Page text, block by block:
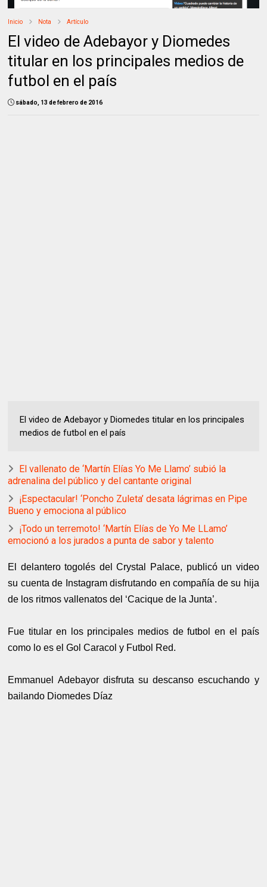
Inicio Nota Artículo
El video de Adebayor y Diomedes
titular en los principales medios de
futbol en el país
sábado, 13 de febrero de 2016
El video de Adebayor y Diomedes titular en los principales
medios de futbol en el país
El vallenato de ‘Martín Elías Yo Me Llamo’ subió la
adrenalina del público y del cantante original
¡Espectacular! ‘Poncho Zuleta’ desata lágrimas en Pipe
Bueno y emociona al público
¡Todo un terremoto! ‘Martín Elías de Yo Me LLamo’
emocionó a los jurados a punta de sabor y talento
El delantero togolés del Crystal Palace, publicó un video
su cuenta de Instagram disfrutando en compañía de su hija
de los ritmos vallenatos del ‘Cacique de la Junta’.
Fue titular en los principales medios de futbol en el país
como lo es el Gol Caracol y Futbol Red.
Emmanuel Adebayor disfruta su descanso escuchando y
bailando Diomedes Díaz